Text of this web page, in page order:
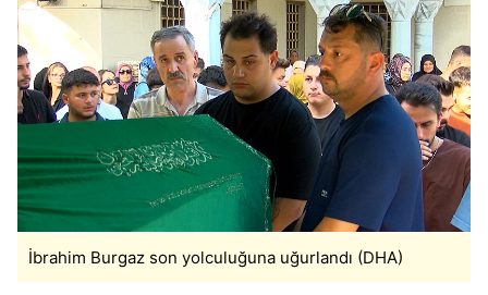
İbrahim Burgaz son yolculuğuna uğurlandı (DHA)